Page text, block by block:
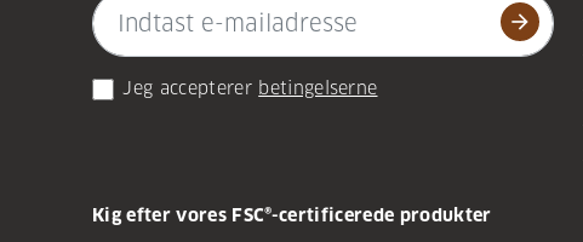
arrow_forward
Jeg accepterer betingelserne
Kig efter vores FSC®-certificerede produkter